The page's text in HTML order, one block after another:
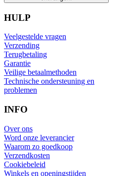
HULP
Veelgestelde vragen
Verzending
Terugbetaling
Garantie
Veilige betaalmethoden
Technische ondersteuning en
problemen
INFO
Over ons
Word onze leverancier
Waarom zo goedkoop
Verzendkosten
Cookiebeleid
Winkels en openingstijden